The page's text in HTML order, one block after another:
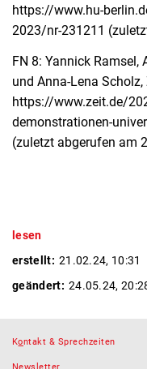
https://www.hu-
2023/nr-231211
FN 8: Yannick Ramsel,
und Anna-Lena
https://www.zeit.de/
demonstrationen-
(zuletzt abgerufen am
lesen
erstellt: 21.02.24, 10:31
geändert: 24.05.24,
Kontakt & Sprechzeiten
Newsletter